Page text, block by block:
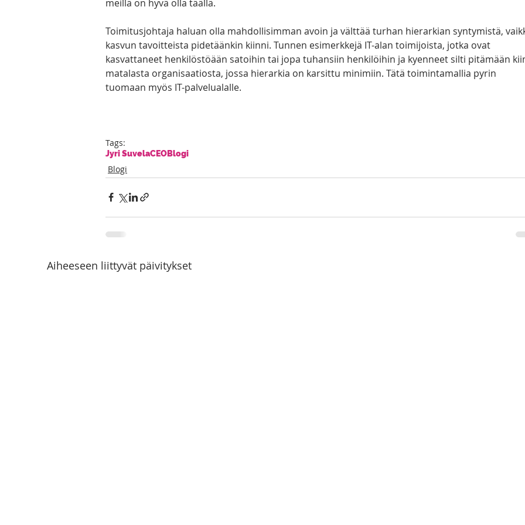
meillä on hyvä olla täällä.
Toimitusjohtaja haluan olla mahdollisimman avoin ja välttää turhan hierarkian syntymistä,
kasvun tavoitteista pidetäänkin kiinni. Tunnen esimerkkejä IT-alan toimijoista, jotka ovat
kasvattaneet henkilöstöään satoihin tai jopa tuhansiin henkilöihin ja kyenneet silti pitämään
matalasta organisaatiosta, jossa hierarkia on karsittu minimiin. Tätä toimintamallia pyrin
tuomaan myös IT-palvelualalle.
Tags:
Jyri SuvelaCEOBlogi
Blogi
Aiheeseen liittyvät päivitykset